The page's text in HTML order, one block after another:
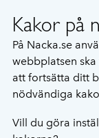
Kakor på
På Nacka.se
webbplatsen
att fortsätta ditt
nödvändiga
Vill du göra